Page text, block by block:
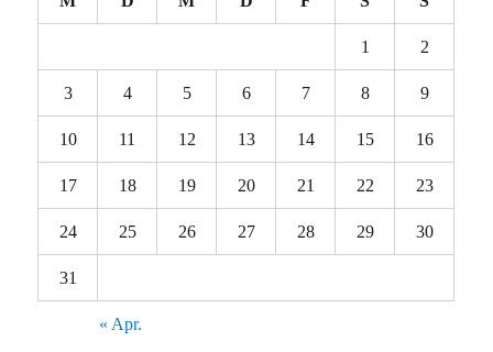
1 2
3 4 5 6 7 8 9
10 11 12 13 14 15 16
17 18 19 20 21 22 23
24 25 26 27 28 29 30
31
« Apr.